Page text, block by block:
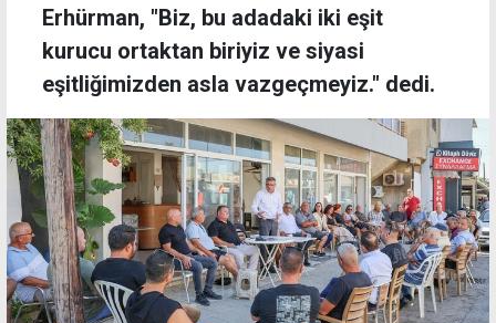
Erhürman, "Biz, bu adadaki iki eşit
kurucu ortaktan biriyiz ve siyasi
eşitliğimizden asla vazgeçmeyiz." dedi.